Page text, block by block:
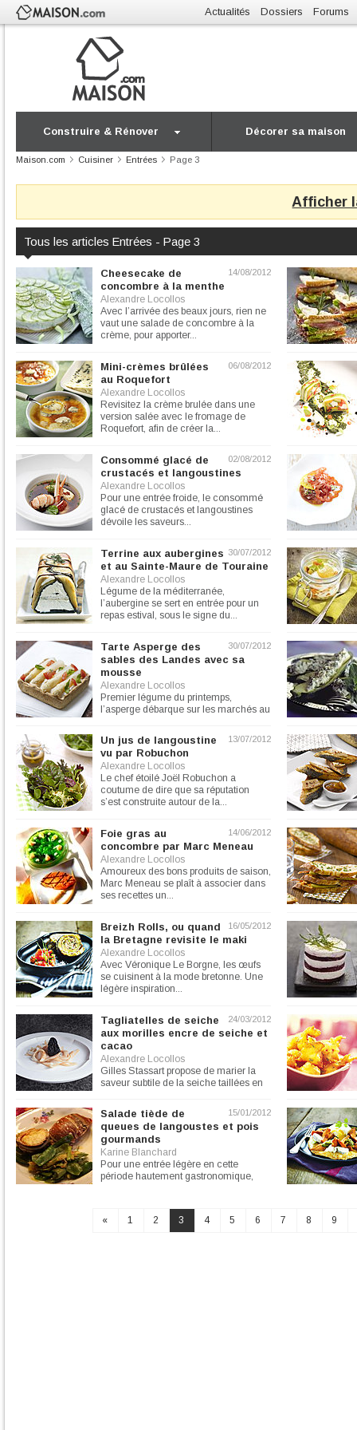
Actualités Dossiers Forums
Construire & Rénover Décorer sa maison
Maison.com Cuisiner Entrées Page 3
Afficher
Tous les articles Entrées - Page 3
14/08/2012
Cheesecake de
concombre à la menthe
Alexandre Locollos
Avec l’arrivée des beaux jours, rien ne
vaut une salade de concombre à la
crème, pour apporter...
06/08/2012
Mini-crèmes brûlées
au Roquefort
Alexandre Locollos
Revisitez la crème brulée dans une
version salée avec le fromage de
Roquefort, afin de créer la...
02/08/2012
Consommé glacé de
crustacés et langoustines
Alexandre Locollos
Pour une entrée froide, le consommé
glacé de crustacés et langoustines
dévoile les saveurs...
30/07/2012
Terrine aux aubergines
et au Sainte-Maure de Touraine
Alexandre Locollos
Légume de la méditerranée,
l’aubergine se sert en entrée pour un
repas estival, sous le signe du...
30/07/2012
Tarte Asperge des
sables des Landes avec sa
mousse
Alexandre Locollos
Premier légume du printemps,
l’asperge débarque sur les marchés au
13/07/2012
Un jus de langoustine
vu par Robuchon
Alexandre Locollos
Le chef étoilé Joël Robuchon a
coutume de dire que sa réputation
s’est construite autour de la...
14/06/2012
Foie gras au
concombre par Marc Meneau
Alexandre Locollos
Amoureux des bons produits de saison,
Marc Meneau se plaît à associer dans
ses recettes un...
16/05/2012
Breizh Rolls, ou quand
la Bretagne revisite le maki
Alexandre Locollos
Avec Véronique Le Borgne, les œufs
se cuisinent à la mode bretonne. Une
légère inspiration...
24/03/2012
Tagliatelles de seiche
aux morilles encre de seiche et
cacao
Alexandre Locollos
Gilles Stassart propose de marier la
saveur subtile de la seiche taillées en
15/01/2012
Salade tiède de
queues de langoustes et pois
gourmands
Karine Blanchard
Pour une entrée légère en cette
période hautement gastronomique,
« 1 2 3 4 5 6 7 8 9